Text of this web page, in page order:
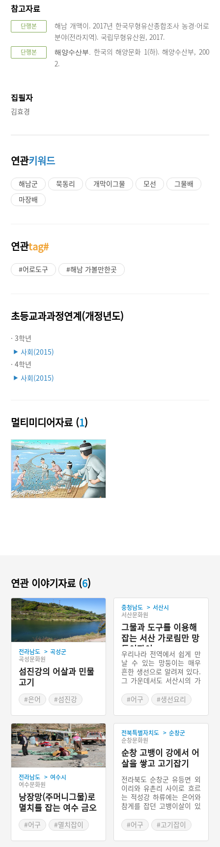
참고자료
단행본
해남 개맥이. 2017년 한국무형유산종합조사 농경·어로
분야(전라지역). 국립무형유산원, 2017.
단행본 해양수산부. 한국의 해양문화 1(하). 해양수산부, 200
2.
집필자
김효경
연관키워드
해남군 묵동리 개막이그물 모선
그물배
마장배
연관tag#
#어로도구 #해남 가볼만한곳
초등교과과정연계(개정년도)
· 3학년
▶ 사회(2015)
· 4학년
▶ 사회(2015)
멀티미디어자료 (1)
연관 이야기자료 (6)
전라남도 > 곡성군
곡성문화원
섬진강의 어살과 민물
고기
#은어
#섬진강
충청남도 > 서산시
서산문화원
그물과 도구를 이용해
잡는 서산 가로림만 망
둥이잡이
우리나라 전역에서 쉽게 만
날 수 있는 망둥이는 매우
흔한 생선으로 알려져 있다.
그 가운데서도 서산시의 가
망둥이잡이는 여러 가지 면
에서 독특하다. 특히 잡는
방식이 다양한데 크게 네 가
지 유형으로 구분이 된다.
첫 번째는 낚시를 이용하여
잡는 방식이다. 다음으로는
그물을 이용한 것인데 이 것
은 크게 망둥이가 오가는 곳
에 그물을 설치하여 잡는 정
치망과 그물을 던져 잡는 투
망(投網)의 방식이다. 마지
막으로 ‘사닥’ 혹은 ‘사둘’이
라는 도구를 이용하여 잡는
둥이를 잡을 때는 사닥 안에
갯지렁이 등을 넣어 놓고 망
둥어가 다니는 길목에 놓았
#어구
#생선요리
전라남도 > 여수시
여수문화원
낭장망(주머니그물)로
멸치를 잡는 여수 금오
열도
#어구
#멸치잡이
전북특별자치도 > 순창군
순창문화원
순창 고뱅이 강에서 어
살을 쌓고 고기잡기
전라북도 순창군 유등면 외
이리와 유촌리 사이로 흐르
는 적성강 하류에는 은어와
참게를 잡던 고뱅이살이 있
나무를 잘라 엮어 만든 발을
둘러 함정을 만들었다. 이
어살은 15세기 『신증동국
#어구
#고기잡이